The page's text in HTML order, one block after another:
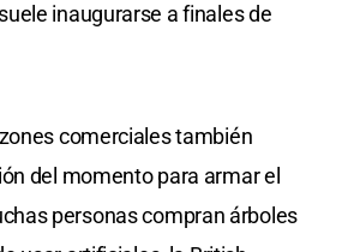
inaugurarse a finales de
comerciales también
del momento para armar el
personas compran árboles